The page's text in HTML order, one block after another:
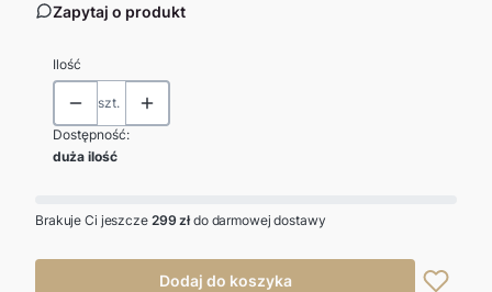
Zapytaj o produkt
Ilość
szt.
Dostępność:
duża ilość
Brakuje Ci jeszcze 299 zł do darmowej dostawy
Dodaj do koszyka